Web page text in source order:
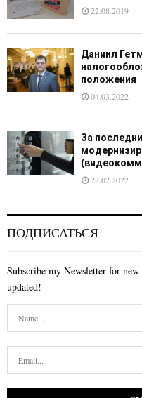
22.08.2019
Даниил
положения
04.03.2022
За
22.02.2022
ПОДПИСАТЬСЯ
Subscribe my Newsletter for
updated!